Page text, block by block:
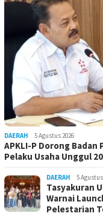
DAERAH 5 Agustus 2026
APKLI-P Dorong Badan
Pelaku Usaha Unggul
DAERAH 5
Tasyakuran
Warnai
Pelestarian